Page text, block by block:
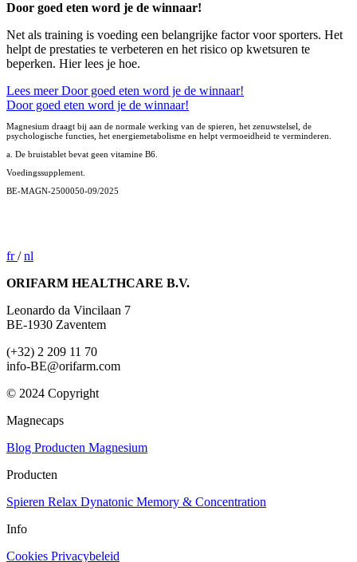
Door goed eten word je de winnaar!
Net als training is voeding een belangrijke factor voor sporters. Het
helpt de prestaties te verbeteren en het risico op kwetsuren te
beperken. Hier lees je hoe.
Lees meerDoor goed eten word je de winnaar!
Door goed eten word je de winnaar!
Magnesium draagt bij aan de normale werking van de spieren, het zenuwstelsel, de
psychologische functies, het energiemetabolisme en helpt vermoeidheid te verminderen.
a. De bruistablet bevat geen vitamine B6.
Voedingssupplement.
BE-MAGN-2500050-09/2025
fr/ nl
ORIFARM HEALTHCARE B.V.
Leonardo da Vincilaan 7
BE-1930 Zaventem
(+32) 2 209 11 70
info-BE@orifarm.com
© 2024 Copyright
Magnecaps
Blog Producten Magnesium
Producten
Spieren Relax Dynatonic Memory & Concentration
Info
Cookies Privacybeleid